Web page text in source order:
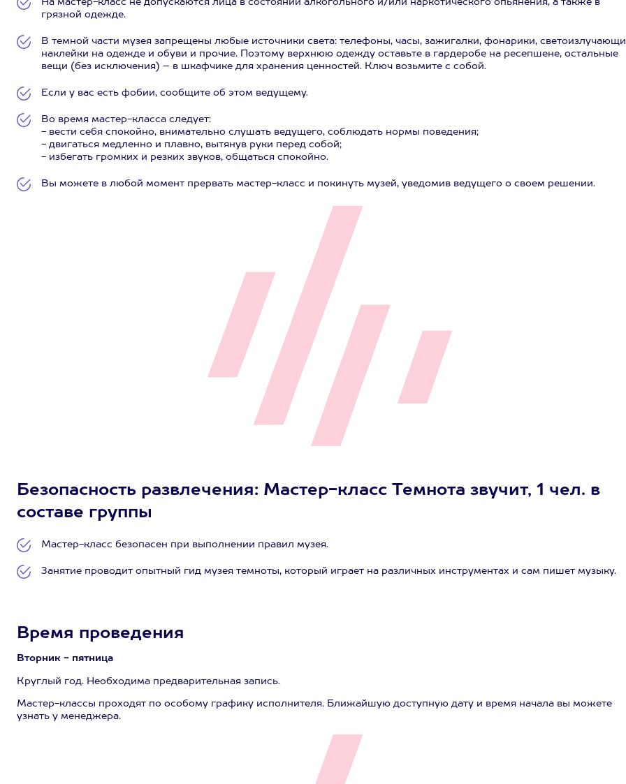
На мастер-класс не допускаются лица в состоянии алкогольного и/или наркотического опьянения, а также в
грязной одежде.
В темной части музея запрещены любые источники света: телефоны, часы, зажигалки, фонарики,
наклейки на одежде и обуви и прочие. Поэтому верхнюю одежду оставьте в гардеробе на ресепшене, остальные
вещи (без исключения) – в шкафчике для хранения ценностей. Ключ возьмите с собой.
Если у вас есть фобии, сообщите об этом ведущему.
Во время мастер-класса следует:
- вести себя спокойно, внимательно слушать ведущего, соблюдать нормы поведения;
- двигаться медленно и плавно, вытянув руки перед собой;
- избегать громких и резких звуков, общаться спокойно.
Вы можете в любой момент прервать мастер-класс и покинуть музей, уведомив ведущего о своем решении.
Безопасность развлечения: Мастер-класс Темнота звучит, 1 чел. в
составе группы
Мастер-класс безопасен при выполнении правил музея.
Занятие проводит опытный гид музея темноты, который играет на различных инструментах и сам пишет музыку.
Время проведения
Вторник - пятница
Круглый год. Необходима предварительная запись.
Мастер-классы проходят по особому графику исполнителя. Ближайшую доступную дату и время начала вы можете
узнать у менеджера.